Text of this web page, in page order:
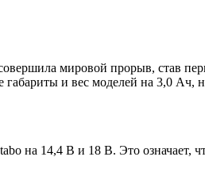
мировой прорыв, став
и вес моделей на 3,0 Ач,
на 14,4 В и 18 В. Это означает,